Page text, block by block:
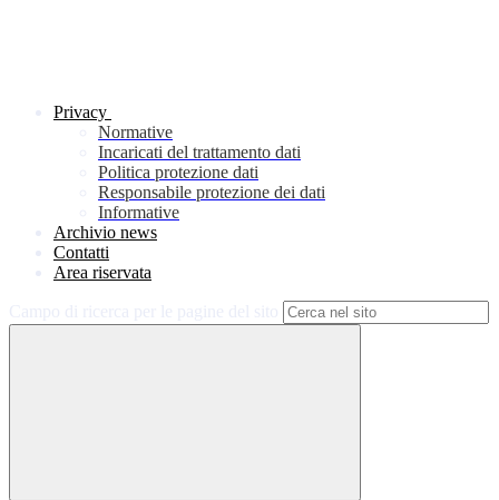
Privacy
Normative
Incaricati del trattamento dati
Politica protezione dati
Responsabile protezione dei dati
Informative
Archivio news
Contatti
Area riservata